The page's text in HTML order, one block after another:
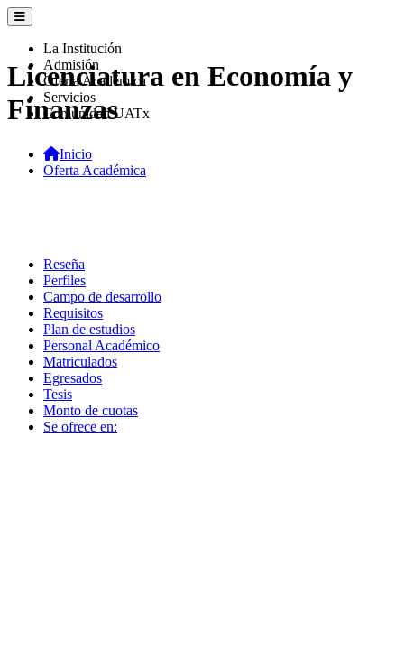
La Institución
Admisión
Oferta Académica
Servicios
Comunidad UATx
Licenciatura en Economía y
Finanzas
Inicio
Oferta Académica
Reseña
Perfiles
Campo de desarrollo
Requisitos
Plan de estudios
Personal Académico
Matriculados
Egresados
Tesis
Monto de cuotas
Se ofrece en: